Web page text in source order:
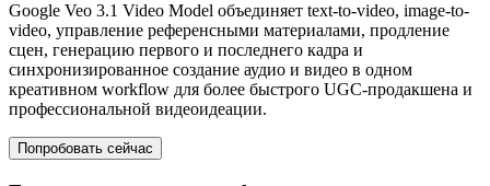
Google Veo 3.1 Video Model объединяет text-to-video, image-to-
video, управление референсными материалами, продление
сцен, генерацию первого и последнего кадра и
синхронизированное создание аудио и видео в одном
креативном workflow для более быстрого UGC-продакшена и
профессиональной видеоидеации.
Попробовать сейчас